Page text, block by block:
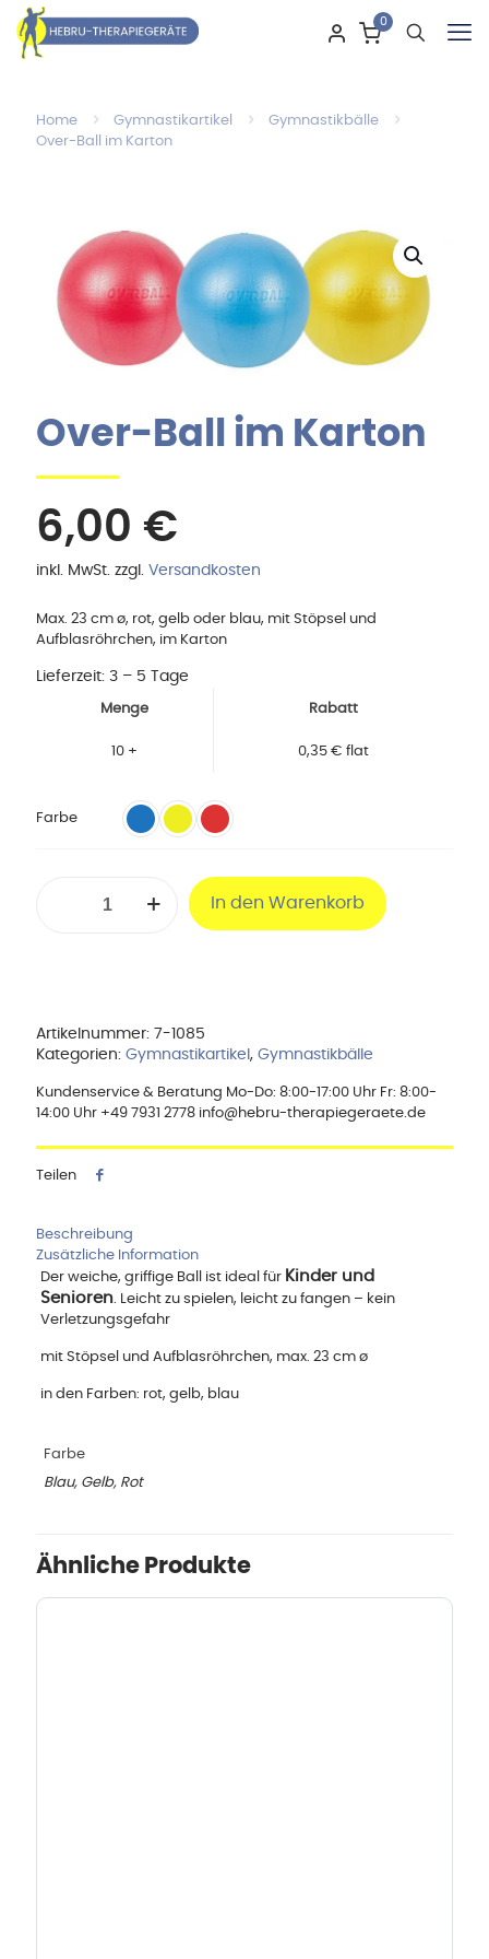
0
Home Gymnastikartikel
Gymnastikbälle
Over-Ball im Karton
Over-Ball im Karton
6,00 €
inkl. MwSt. zzgl. Versandkosten
Max. 23 cm ø, rot, gelb oder blau, mit Stöpsel und
Aufblasröhrchen, im Karton
Lieferzeit: 3 – 5 Tage
Menge Rabatt
10 + 0,35 € flat
Farbe
In den Warenkorb
Artikelnummer: 7-1085
Kategorien: Gymnastikartikel , Gymnastikbälle
Kundenservice & Beratung Mo-Do: 8:00-17:00 Uhr Fr: 8:00-
14:00 Uhr +49 7931 2778 info@hebru-therapiegeraete.de
Teilen
Beschreibung
Zusätzliche Information
Der weiche, griffige Ball ist ideal für Kinder und
Senioren. Leicht zu spielen, leicht zu fangen – kein
Verletzungsgefahr
mit Stöpsel und Aufblasröhrchen, max. 23 cm ø
in den Farben: rot, gelb, blau
Farbe
Blau, Gelb, Rot
Ähnliche Produkte